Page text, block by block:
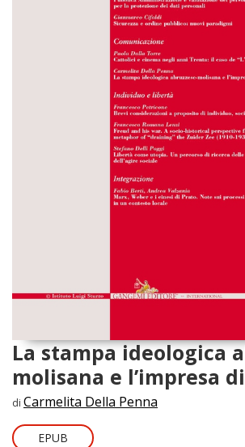
La stampa ideologica
molisana e l’impresa
di Carmelita Della Penna
EPUB